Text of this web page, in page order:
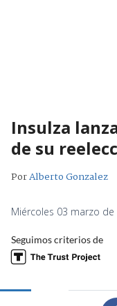
Insulza
de su
PorAlberto Gonzalez
Miércoles 03 marzo
Seguimos criterios de